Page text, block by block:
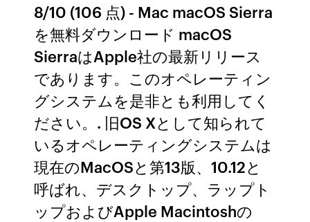
8/10 (106 点) - Mac macOS Sierra
を無料ダウンロード macOS
SierraはApple社の最新リリース
であります。このオペレーティン
グシステムを是非とも利用してく
ださい。. 旧OS Xとして知られて
いるオペレーティングシステムは
現在のMacOSと第13版、10.12と
呼ばれ、デスクトップ、ラップト
ップおよびApple Macintoshの